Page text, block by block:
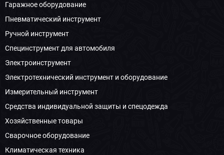
Гаражное оборудование
Пневматический инструмент
Ручной инструмент
Специнструмент для автомобиля
Электроинструмент
Электротехнический инструмент и оборудование
Измерительный инструмент
Средства индивидуальной защиты и спецодежда
Хозяйственные товары
Сварочное оборудование
Климатическая техника